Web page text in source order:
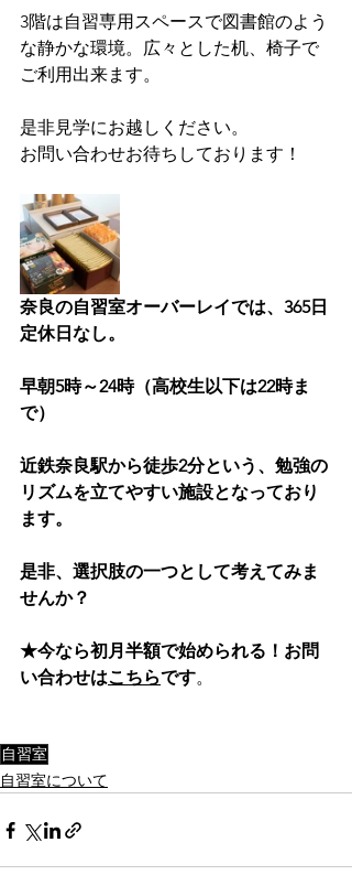
3階は自習専用スペースで図書館のよう
な静かな環境。広々とした机、椅子で
ご利用出来ます。
是非見学にお越しください。
お問い合わせお待ちしております！
奈良の自習室オーバーレイでは、365日
定休日なし。
早朝5時～24時（高校生以下は22時ま
で）
近鉄奈良駅から徒歩2分という、勉強の
リズムを立てやすい施設となっており
ます。
是非、選択肢の一つとして考えてみま
せんか？
★今なら初月半額で始められる！お問
い合わせはこちらです。
自習室
自習室について